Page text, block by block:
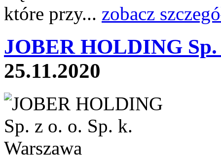
które przy... zobacz
JOBER HOLDING Sp.
25.11.2020